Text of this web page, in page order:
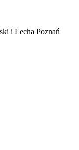
i Lecha Poznań